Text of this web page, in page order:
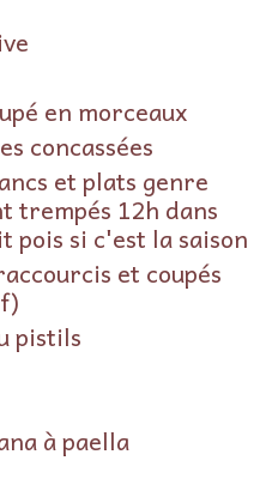
en morceaux
concassées
et plats genre
trempés 12h dans
si c'est la saison
et coupés
pistils
à paella